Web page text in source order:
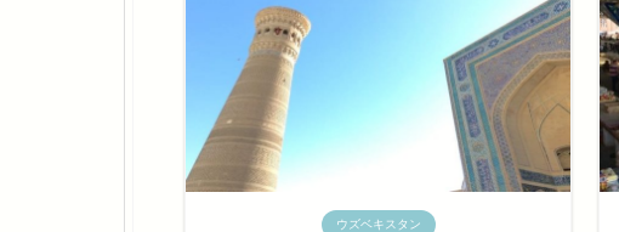
ウズベキスタン